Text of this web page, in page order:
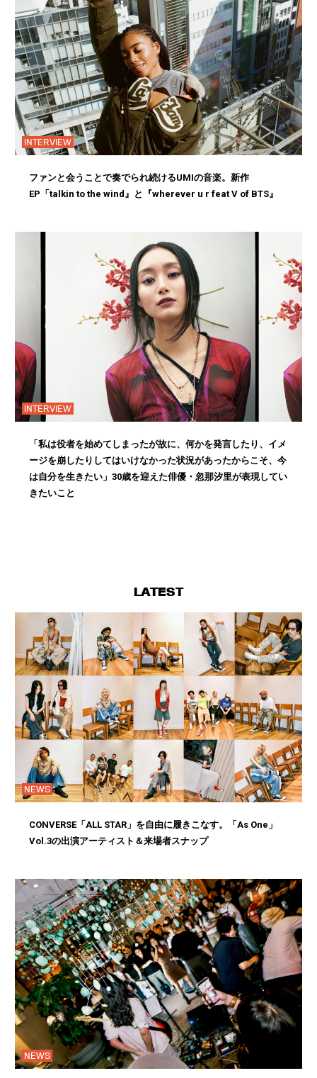
INTERVIEW
ファンと会うことで奏でられ続けるUMIの音楽。新作
EP「talkin to the wind』と『wherever u r feat V of BTS』
INTERVIEW
「私は役者を始めてしまったが故に、何かを発言したり、イメ
ージを崩したりしてはいけなかった状況があったからこそ、今
は自分を生きたい」30歳を迎えた俳優・忽那汐里が表現してい
きたいこと
LATEST
NEWS
CONVERSE「ALL STAR」を自由に履きこなす。「As One」
Vol.3の出演アーティスト＆来場者スナップ
NEWS